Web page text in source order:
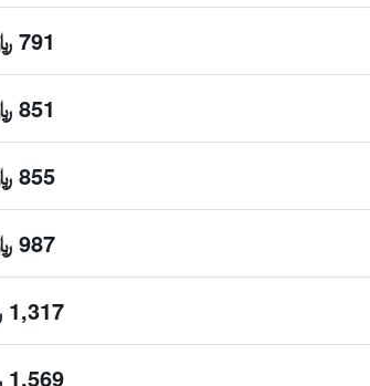
791 ﷼
851 ﷼
855 ﷼
987 ﷼
1,317 ﷼
1,569 ﷼